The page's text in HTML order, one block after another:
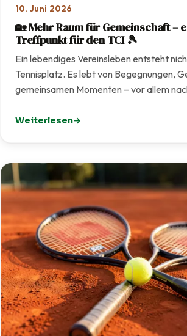
10. Juni 2026
🏡 Mehr Raum für Gemeinschaft –
Treffpunkt für den TCI 🎾
Ein lebendiges Vereinsleben entsteht
Tennisplatz. Es lebt von Begegnungen,
gemeinsamen Momenten – vor allem
Weiterlesen
: 🏡 Mehr Raum für Gemeinschaft –